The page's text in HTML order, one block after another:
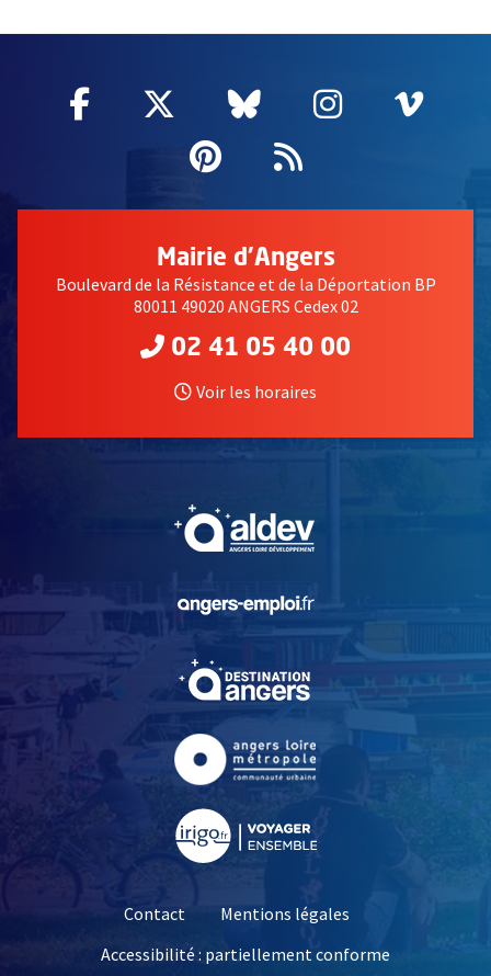
Facebook
, Ouvre une nouvelle fenêtre
Twitter
, Ouvre une nouvelle
Bluesky
, Ouvre une
Instagram
, Ouvre
,
Pinterest
, Ouvre une
Flux RSS
Mairie d'Angers
Boulevard de la Résistance et de la Déportation BP
80011 49020 ANGERS Cedex 02
02 41 05 40 00
Voir les horaires
, Ouvre une nouvelle
, Ouvre une nouvelle
Contact
Mentions légales
Accessibilité : partiellement conforme